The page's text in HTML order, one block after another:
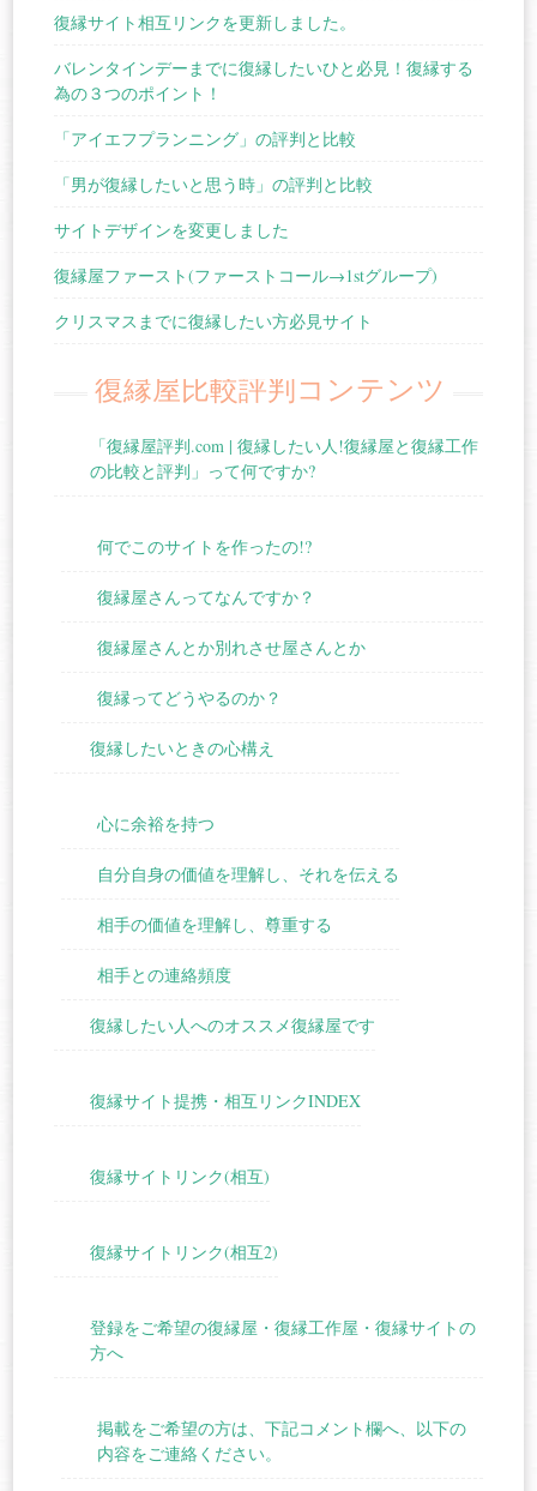
復縁サイト相互リンクを更新しました。
バレンタインデーまでに復縁したいひと必見！復縁する
為の３つのポイント！
「アイエフプランニング」の評判と比較
「男が復縁したいと思う時」の評判と比較
サイトデザインを変更しました
復縁屋ファースト(ファーストコール→1stグループ)
クリスマスまでに復縁したい方必見サイト
復縁屋比較評判コンテンツ
「復縁屋評判.com | 復縁したい人!復縁屋と復縁工作
の比較と評判」って何ですか?
何でこのサイトを作ったの!?
復縁屋さんってなんですか？
復縁屋さんとか別れさせ屋さんとか
復縁ってどうやるのか？
復縁したいときの心構え
心に余裕を持つ
自分自身の価値を理解し、それを伝える
相手の価値を理解し、尊重する
相手との連絡頻度
復縁したい人へのオススメ復縁屋です
復縁サイト提携・相互リンクINDEX
復縁サイトリンク(相互)
復縁サイトリンク(相互2)
登録をご希望の復縁屋・復縁工作屋・復縁サイトの
方へ
掲載をご希望の方は、下記コメント欄へ、以下の
内容をご連絡ください。